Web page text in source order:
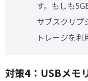
す。もしも
サブスクリプ
トレージを利
対策4：USBメモ